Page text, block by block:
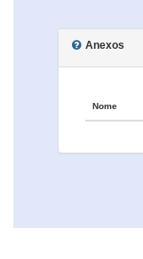
Anexos
Nome